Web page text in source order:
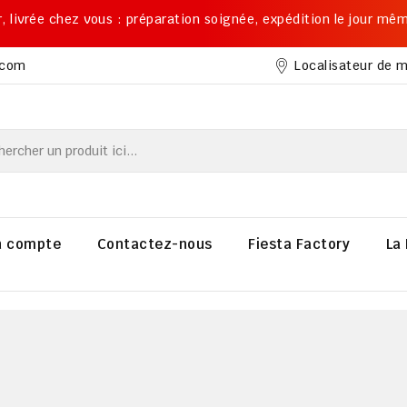
livrée chez vous : préparation soignée, expédition le jour
Localisateur de
compte Contactez-nous Fiesta Factory La